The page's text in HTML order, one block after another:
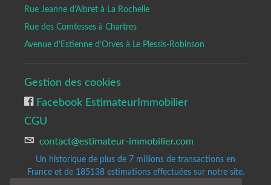
Rue Jeanne d'Albret à La Rochelle
Rue des Comtesses à Chartres
Avenue d’Estienne d’Orves à Le Plessis-Robinson
Gestion des cookies
Facebook EstimateurImmobilier
CGU
Un historique de plus de 7 millions de transactions en
France et de 185138estimations effectuées sur notre site.